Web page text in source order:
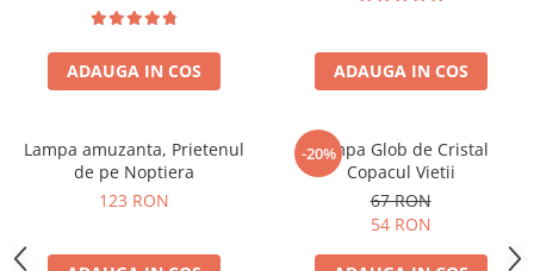
ADAUGA IN COS ADAUGA IN COS
Lampa amuzanta, Prietenul
de pe Noptiera
123 RON
-20%
Lampa Glob de Cristal
Copacul Vietii
67 RON
54 RON